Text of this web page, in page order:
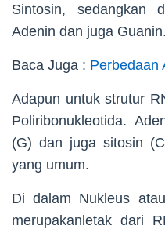
Sintosin, sedangkan
Adenin dan juga Guanin.
Baca Juga : Perbedaan
Adapun untuk strutur
Poliribonukleotida.
(G) dan juga sitosin
yang umum.
Di dalam Nukleus
merupakanletak dari